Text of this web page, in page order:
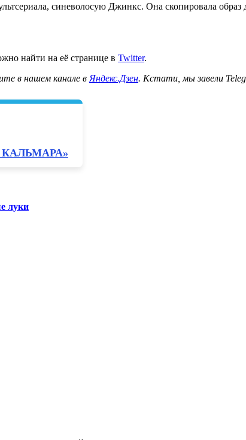
синеволосую Джинкс. Она скопировала образ
найти на её странице в Twitter.
в нашем канале в Яндекс.Дзен. Кстати, мы завели
луки